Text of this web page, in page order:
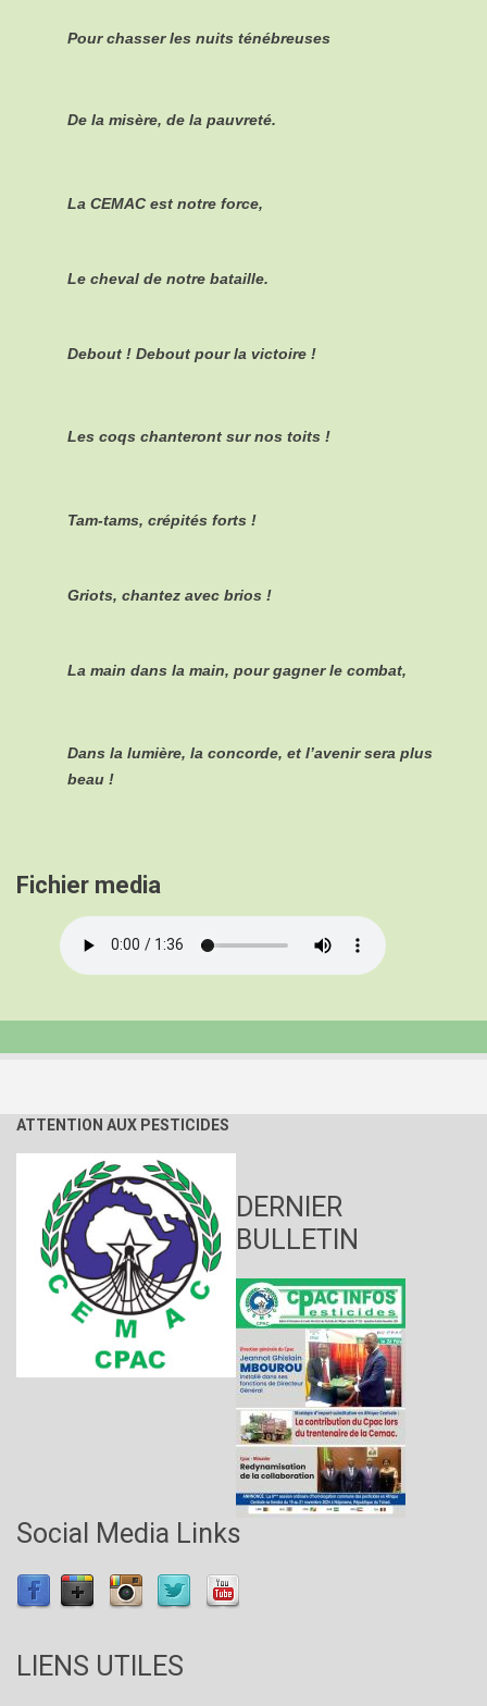
Pour chasser les nuits ténébreuses
De la misère, de la pauvreté.
La CEMAC est notre force,
Le cheval de notre bataille.
Debout ! Debout pour la victoire !
Les coqs chanteront sur nos toits !
Tam-tams, crépités forts !
Griots, chantez avec brios !
La main dans la main, pour gagner le combat,
Dans la lumière, la concorde, et l’avenir sera plus
beau !
Fichier media
Audio
file
ATTENTION AUX PESTICIDES
DERNIER
BULLETIN
Social Media Links
LIENS UTILES